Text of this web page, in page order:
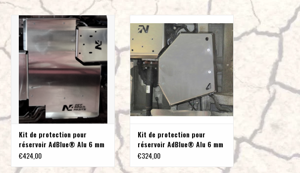
Kit de protection pour réservoir
AdBlue® Alu 6 mm pour Mercedes
447 4x4 avec BVA 9G (2019+)
AJOUTER AU PANIER
Kit de protection pour
réservoir AdBlue® Alu 6 mm
pour Mercedes 447 4x4 avec
€424,00
AdBlue® Alu 6 mm pour Mercedes
447 4x4 (2014-2019)
AJOUTER AU PANIER
Kit de protection pour
réservoir AdBlue® Alu 6 mm
pour Mercedes 447 4x4
€324,00